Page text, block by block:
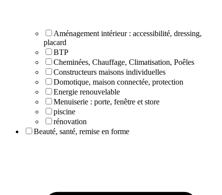
Aménagement intérieur : accessibilité, dressing,
placard
BTP
Cheminées, Chauffage, Climatisation, Poêles
Constructeurs maisons individuelles
Domotique, maison connectée, protection
Energie renouvelable
Menuiserie : porte, fenêtre et store
piscine
rénovation
Beauté, santé, remise en forme